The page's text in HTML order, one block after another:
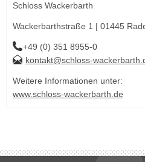
Schloss Wackerbarth
Wackerbarthstraße 1 | 01445
+49 (0) 351 8955-0
kontakt@schloss-
Weitere Informationen unter:
www.schloss-wackerbarth.de